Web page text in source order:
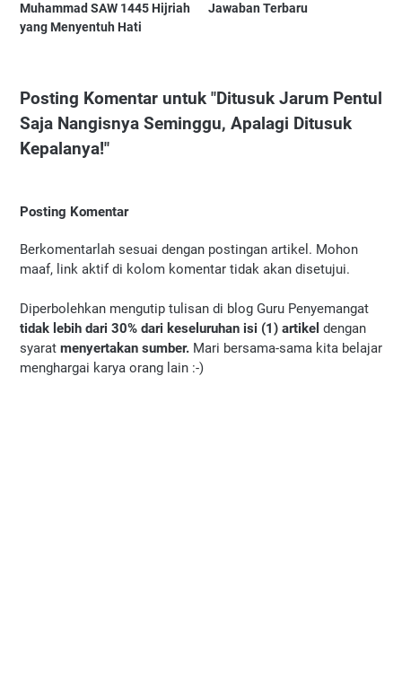
Muhammad SAW 1445 Hijriah
yang Menyentuh Hati
Jawaban Terbaru
Posting Komentar untuk "Ditusuk Jarum Pentul
Saja Nangisnya Seminggu, Apalagi Ditusuk
Kepalanya!"
Posting Komentar
Berkomentarlah sesuai dengan postingan artikel. Mohon
maaf, link aktif di kolom komentar tidak akan disetujui.
Diperbolehkan mengutip tulisan di blog Guru Penyemangat
tidak lebih dari 30% dari keseluruhan isi (1) artikel dengan
syarat menyertakan sumber. Mari bersama-sama kita belajar
menghargai karya orang lain :-)